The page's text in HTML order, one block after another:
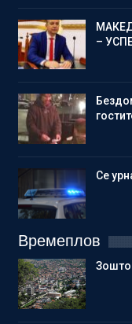
–
Се
Времеплов
Зошто